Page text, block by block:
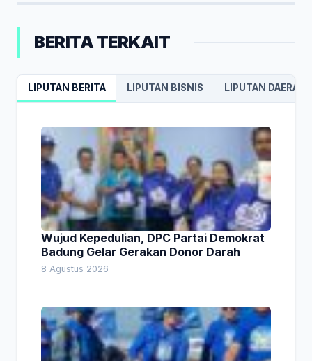
BERITA TERKAIT
LIPUTAN BERITA LIPUTAN BISNIS LIPUTAN DAERAH
Wujud Kepedulian, DPC Partai Demokrat
Badung Gelar Gerakan Donor Darah
8 Agustus 2026